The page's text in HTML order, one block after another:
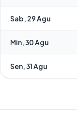
Sab, 29 Agu
Min, 30 Agu
Sen, 31 Agu